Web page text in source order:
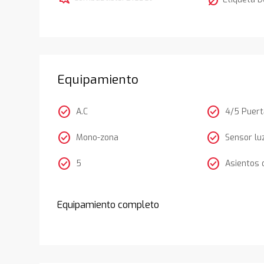
Equipamiento
check_circle A.C
check_circle Mono-zona
check_circle 5
check_circle 4/5
check_circle Sensor
check_circle Asientos
Equipamiento completo